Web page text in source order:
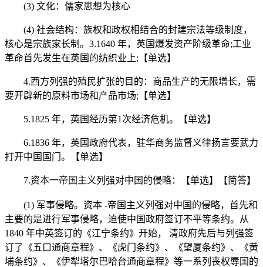
(3) 文化：儒家思想为核心
(4) 社会结构：族权和政权相结合的封建宗法等级制度，
核心是宗族家长制。3.1640 年，英国爆发资产阶级革命;工业
革命首先发生在英国的纺织业上;【单选】
4.西方列强的殖民扩张的目的：商品生产的无限增长，需
要开辟新的原料市场和产品市场;【单选】
5.1825 年，英国经历第1次经济危机。【单选】
6.1836 年，英国政府代表，驻华商务监督义律扬言要武力
打开中国国门。【单选】
7.资本一帝国主义列强对中国的侵略：【单选】【简答】
(1) 军事侵略。资本 -帝国主义列强对中国的侵略，首先和
主要的是进行军事侵略，迫使中国政府签订不平等条约。从
1840 年中英签订的《江宁条约》开始， 清政府先后与列强签
订了《五口通商章程》、《虎门条约》、《望厦条约》、《黄
埔条约》、《伊犁塔尔巴哈台通商章程》等一系列丧权辱国的